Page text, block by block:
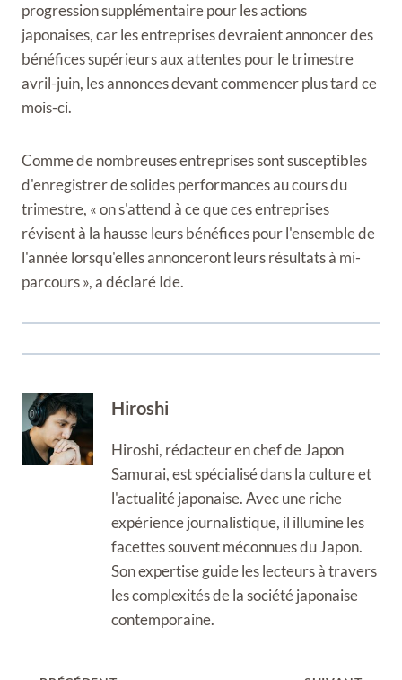
progression supplémentaire pour les actions
japonaises, car les entreprises devraient annoncer des
bénéfices supérieurs aux attentes pour le trimestre
avril-juin, les annonces devant commencer plus tard ce
mois-ci.
Comme de nombreuses entreprises sont susceptibles
d'enregistrer de solides performances au cours du
trimestre, « on s'attend à ce que ces entreprises
révisent à la hausse leurs bénéfices pour l'ensemble de
l'année lorsqu'elles annonceront leurs résultats à mi-
parcours », a déclaré Ide.
Hiroshi
Hiroshi, rédacteur en chef de Japon
Samurai, est spécialisé dans la culture et
l'actualité japonaise. Avec une riche
expérience journalistique, il illumine les
facettes souvent méconnues du Japon.
Son expertise guide les lecteurs à travers
les complexités de la société japonaise
contemporaine.